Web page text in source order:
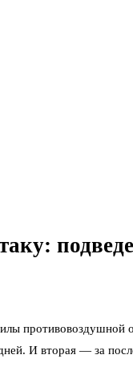
И вторая — за